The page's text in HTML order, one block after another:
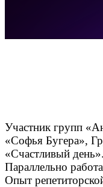
Участник групп
«Софья Бугера»,
«Счастливый день».
Параллельно
Опыт